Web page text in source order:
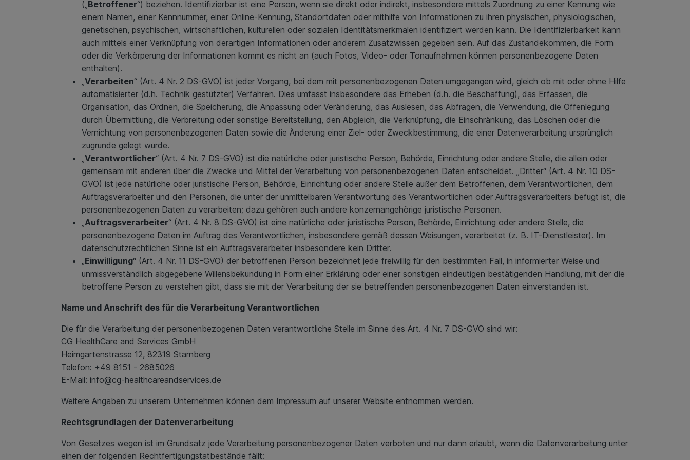
(„Betroffener“) beziehen. Identifizierbar ist eine Person, wenn sie direkt oder indirekt, insbesondere mittels Zuordnung zu einer Kennung wie
einem Namen, einer Kennnummer, einer Online-Kennung, Standortdaten oder mithilfe von Informationen zu ihren physischen, physiologischen,
genetischen, psychischen, wirtschaftlichen, kulturellen oder sozialen Identitätsmerkmalen identifiziert werden kann. Die Identifizierbarkeit kann
auch mittels einer Verknüpfung von derartigen Informationen oder anderem Zusatzwissen gegeben sein. Auf das Zustandekommen, die Form
oder die Verkörperung der Informationen kommt es nicht an (auch Fotos, Video- oder Tonaufnahmen können personenbezogene Daten
enthalten).
„Verarbeiten“ (Art. 4 Nr. 2 DS-GVO) ist jeder Vorgang, bei dem mit personenbezogenen Daten umgegangen wird, gleich ob mit oder ohne Hilfe
automatisierter (d.h. Technik gestützter) Verfahren. Dies umfasst insbesondere das Erheben (d.h. die Beschaffung), das Erfassen, die
Organisation, das Ordnen, die Speicherung, die Anpassung oder Veränderung, das Auslesen, das Abfragen, die Verwendung, die Offenlegung
durch Übermittlung, die Verbreitung oder sonstige Bereitstellung, den Abgleich, die Verknüpfung, die Einschränkung, das Löschen oder die
Vernichtung von personenbezogenen Daten sowie die Änderung einer Ziel- oder Zweckbestimmung, die einer Datenverarbeitung ursprünglich
zugrunde gelegt wurde.
„Verantwortlicher“ (Art. 4 Nr. 7 DS-GVO) ist die natürliche oder juristische Person, Behörde, Einrichtung oder andere Stelle, die allein oder
gemeinsam mit anderen über die Zwecke und Mittel der Verarbeitung von personenbezogenen Daten entscheidet. „Dritter“ (Art. 4 Nr. 10 DS-
GVO) ist jede natürliche oder juristische Person, Behörde, Einrichtung oder andere Stelle außer dem Betroffenen, dem Verantwortlichen, dem
Auftragsverarbeiter und den Personen, die unter der unmittelbaren Verantwortung des Verantwortlichen oder Auftragsverarbeiters befugt ist, die
personenbezogenen Daten zu verarbeiten; dazu gehören auch andere konzernangehörige juristische Personen.
„Auftragsverarbeiter“ (Art. 4 Nr. 8 DS-GVO) ist eine natürliche oder juristische Person, Behörde, Einrichtung oder andere Stelle, die
personenbezogene Daten im Auftrag des Verantwortlichen, insbesondere gemäß dessen Weisungen, verarbeitet (z. B. IT-Dienstleister). Im
datenschutzrechtlichen Sinne ist ein Auftragsverarbeiter insbesondere kein Dritter.
„Einwilligung“ (Art. 4 Nr. 11 DS-GVO) der betroffenen Person bezeichnet jede freiwillig für den bestimmten Fall, in informierter Weise und
unmissverständlich abgegebene Willensbekundung in Form einer Erklärung oder einer sonstigen eindeutigen bestätigenden Handlung, mit der die
betroffene Person zu verstehen gibt, dass sie mit der Verarbeitung der sie betreffenden personenbezogenen Daten einverstanden ist.
Name und Anschrift des für die Verarbeitung Verantwortlichen
Die für die Verarbeitung der personenbezogenen Daten verantwortliche Stelle im Sinne des Art. 4 Nr. 7 DS-GVO sind wir:
CG HealthCare and Services GmbH
Heimgartenstrasse 12, 82319 Starnberg
Telefon: +49 8151 - 2685026
E-Mail: info@cg-healthcareandservices.de
Weitere Angaben zu unserem Unternehmen können dem Impressum auf unserer Website entnommen werden.
Rechtsgrundlagen der Datenverarbeitung
Von Gesetzes wegen ist im Grundsatz jede Verarbeitung personenbezogener Daten verboten und nur dann erlaubt, wenn die Datenverarbeitung unter
einen der folgenden Rechtfertigungstatbestände fällt: